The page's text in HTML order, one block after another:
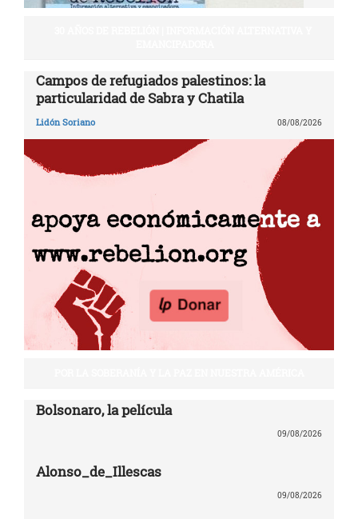
Campos de refugiados palestinos: la
particularidad de Sabra y Chatila
Lidón Soriano 08/08/2026
Bolsonaro, la película
09/08/2026
Alonso_de_Illescas
09/08/2026